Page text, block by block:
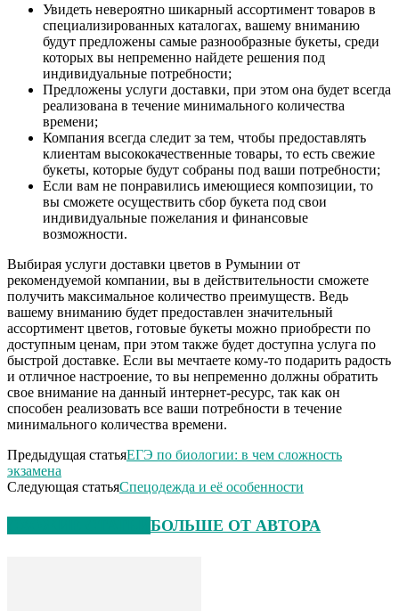
Увидеть невероятно шикарный ассортимент товаров в
специализированных каталогах, вашему вниманию
будут предложены самые разнообразные букеты, среди
которых вы непременно найдете решения под
индивидуальные потребности;
Предложены услуги доставки, при этом она будет всегда
реализована в течение минимального количества
времени;
Компания всегда следит за тем, чтобы предоставлять
клиентам высококачественные товары, то есть свежие
букеты, которые будут собраны под ваши потребности;
Если вам не понравились имеющиеся композиции, то
вы сможете осуществить сбор букета под свои
индивидуальные пожелания и финансовые
возможности.
Выбирая услуги доставки цветов в Румынии от
рекомендуемой компании, вы в действительности сможете
получить максимальное количество преимуществ. Ведь
вашему вниманию будет предоставлен значительный
ассортимент цветов, готовые букеты можно приобрести по
доступным ценам, при этом также будет доступна услуга по
быстрой доставке. Если вы мечтаете кому-то подарить радость
и отличное настроение, то вы непременно должны обратить
свое внимание на данный интернет-ресурс, так как он
способен реализовать все ваши потребности в течение
минимального количества времени.
Предыдущая статьяЕГЭ по биологии: в чем сложность
экзамена
Следующая статьяСпецодежда и её особенности
БОЛЬШЕ ОТ АВТОРА